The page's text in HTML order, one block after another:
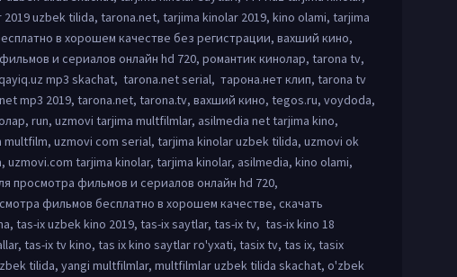
uzbek tilida, tarona.net, tarjima kinolar 2019, kino olami, tarjima
в хорошем качестве без регистрации, вахший кино,
и сериалов онлайн hd 720, романтик кинолар, tarona tv,
mp3 skachat, tarona.net serial, тарона.нет клип, tarona tv
mp3 2019, tarona.net, tarona.tv, вахший кино, tegos.ru, voydoda,
run, uzmovi tarjima multfilmlar, asilmedia net tarjima kino,
uzmovi com serial, tarjima kinolar uzbek tilida, uzmovi ok
tarjima kinolar, tarjima kinolar, asilmedia, kino olami,
просмотра фильмов и сериалов онлайн hd 720,
фильмов бесплатно в хорошем качестве, скачать
tas-ix uzbek kino 2019, tas-ix saytlar, tas-ix tv, tas-ix kino 18
tas-ix tv kino, tas ix kino saytlar ro'yxati, tasix tv, tas ix, tasix
tilida, yangi multfilmlar, multfilmlar uzbek tilida skachat, o'zbek